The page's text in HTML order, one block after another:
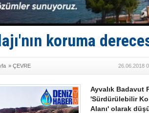
TÜRKLİM
SOCAR da
koruma
» ÇEVRE 26.06.2018
Ayvalık Badavut
'Sürdürülebilir
Alanı' olarak